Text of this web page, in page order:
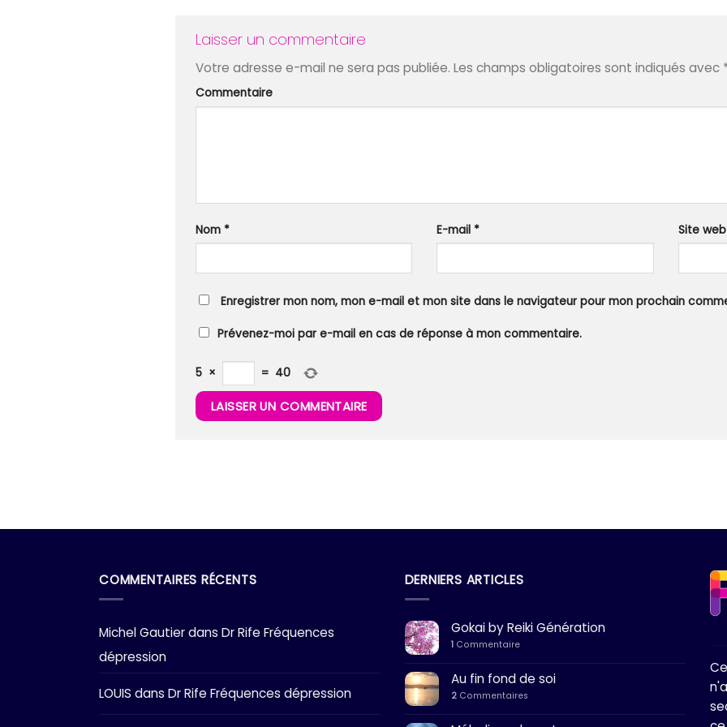
Laisser un commentaire
Votre adresse e-mail ne sera pas publiée. Les champs obligatoires sont indiqués avec *
Commentaire
Nom * E-mail * Site web
Enregistrer mon nom, mon e-mail et mon site dans le navigateur pour mon prochain
Prévenez-moi par e-mail en cas de réponse à mon commentaire.
5 × = 40
COMMENTAIRES RÉCENTS
Michel Gautierdans Dr Rife Fréquences
dépression
LOUIS dans Dr Rife Fréquences dépression
DERNIERS ARTICLES
Gokai by Reiki Génération
1Commentaire
Au fin fond de soi
2Commentaires